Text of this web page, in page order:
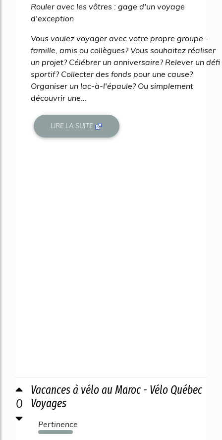
Rouler avec les vôtres : gage d'un voyage
d'exception
Vous voulez voyager avec votre propre groupe -
famille, amis ou collègues? Vous souhaitez réaliser
un projet? Célébrer un anniversaire? Relever un défi
sportif? Collecter des fonds pour une cause?
Organiser un lac-à-l'épaule? Ou simplement
découvrir une...
LIRE LA SUITE
0
Vacances à vélo au Maroc - Vélo Québec
Voyages
Pertinence
994%